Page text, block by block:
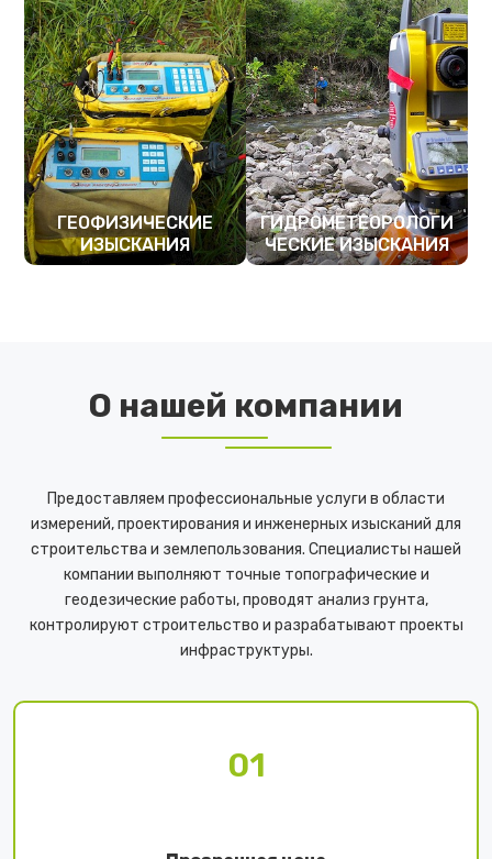
ГЕОФИЗИЧЕСКИЕ
ИЗЫСКАНИЯ
ГИДРОМЕТЕОРОЛОГИ
ЧЕСКИЕ ИЗЫСКАНИЯ
О нашей компании
Предоставляем профессиональные услуги в области
измерений, проектирования и инженерных изысканий для
строительства и землепользования. Специалисты нашей
компании выполняют точные топографические и
геодезические работы, проводят анализ грунта,
контролируют строительство и разрабатывают проекты
инфраструктуры.
01